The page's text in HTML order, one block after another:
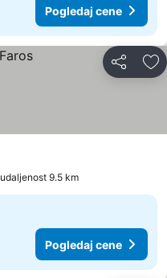
Pogledaj cene
Deli
9.5 km
Pogledaj cene